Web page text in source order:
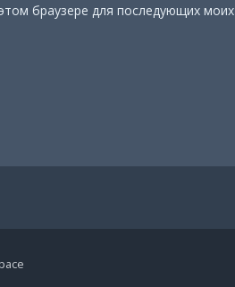
браузере для последующих моих